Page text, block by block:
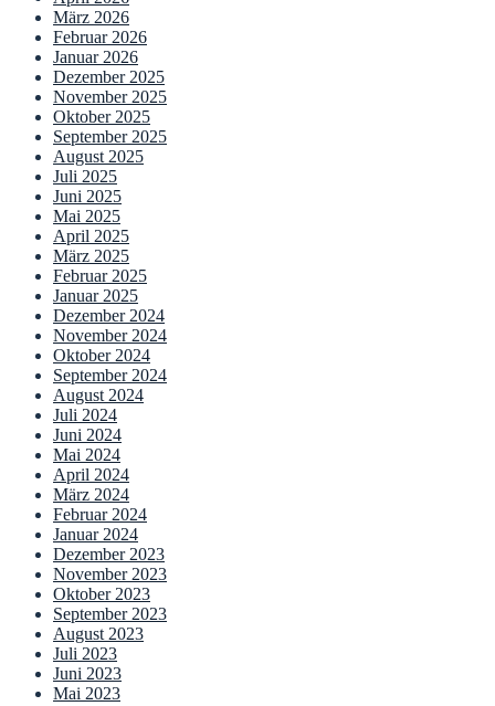
März 2026
Februar 2026
Januar 2026
Dezember 2025
November 2025
Oktober 2025
September 2025
August 2025
Juli 2025
Juni 2025
Mai 2025
April 2025
März 2025
Februar 2025
Januar 2025
Dezember 2024
November 2024
Oktober 2024
September 2024
August 2024
Juli 2024
Juni 2024
Mai 2024
April 2024
März 2024
Februar 2024
Januar 2024
Dezember 2023
November 2023
Oktober 2023
September 2023
August 2023
Juli 2023
Juni 2023
Mai 2023